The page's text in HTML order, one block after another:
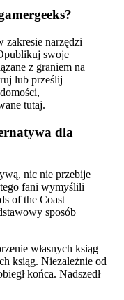
zakresie narzędzi
swoje
z graniem na
lub prześlij
tutaj.
dla
nic nie przebije
fani wymyślili
of the Coast
sposób
własnych ksiąg
ksiąg. Niezależnie od
końca. Nadszedł